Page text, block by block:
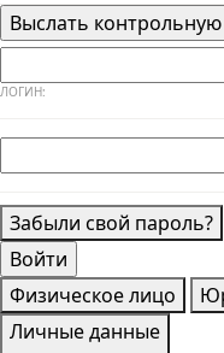
ЛОГИН:
Забыли свой пароль?
Физическое лицо
Личные данные